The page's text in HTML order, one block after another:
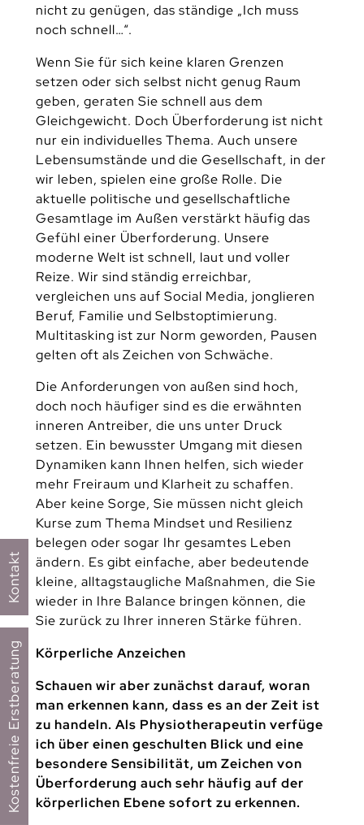
nicht zu genügen, das ständige „Ich muss
noch schnell…“.
Wenn Sie für sich keine klaren Grenzen
setzen oder sich selbst nicht genug Raum
geben, geraten Sie schnell aus dem
Gleichgewicht. Doch Überforderung ist nicht
nur ein individuelles Thema. Auch unsere
Lebensumstände und die Gesellschaft, in der
wir leben, spielen eine große Rolle. Die
aktuelle politische und gesellschaftliche
Gesamtlage im Außen verstärkt häufig das
Gefühl einer Überforderung. Unsere
moderne Welt ist schnell, laut und voller
Reize. Wir sind ständig erreichbar,
vergleichen uns auf Social Media, jonglieren
Beruf, Familie und Selbstoptimierung.
Multitasking ist zur Norm geworden, Pausen
gelten oft als Zeichen von Schwäche.
Die Anforderungen von außen sind hoch,
doch noch häufiger sind es die erwähnten
inneren Antreiber, die uns unter Druck
setzen. Ein bewusster Umgang mit diesen
Dynamiken kann Ihnen helfen, sich wieder
mehr Freiraum und Klarheit zu schaffen.
Aber keine Sorge, Sie müssen nicht gleich
Kurse zum Thema Mindset und Resilienz
belegen oder sogar Ihr gesamtes Leben
ändern. Es gibt einfache, aber bedeutende
kleine, alltagstaugliche Maßnahmen, die Sie
wieder in Ihre Balance bringen können, die
Sie zurück zu Ihrer inneren Stärke führen.
Körperliche Anzeichen
Schauen wir aber zunächst darauf, woran
man erkennen kann, dass es an der Zeit ist
zu handeln. Als Physiotherapeutin verfüge
ich über einen geschulten Blick und eine
besondere Sensibilität, um Zeichen von
Überforderung auch sehr häufig auf der
körperlichen Ebene sofort zu erkennen.
Kostenfreie Erstberatung
Kontakt